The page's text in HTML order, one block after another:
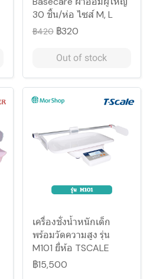
30 ชิ้น/ห่อ ไซส์ M, L
฿420 ฿320
Out of stock
เครื่องชั่งน้ำหนักเด็ก
พร้อมวัดความสูง รุ่น
M101 ยี่ห้อ TSCALE
฿15,500